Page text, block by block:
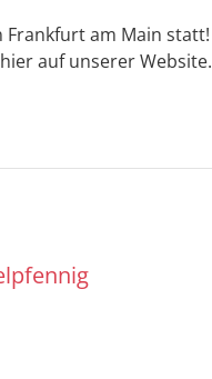
am Main statt!
auf unserer Website.